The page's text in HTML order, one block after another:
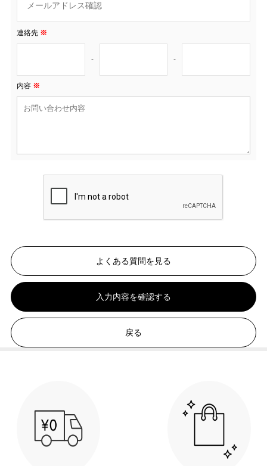
連絡先 ※
- -
内容 ※
よくある質問を見る
入力内容を確認する
戻る